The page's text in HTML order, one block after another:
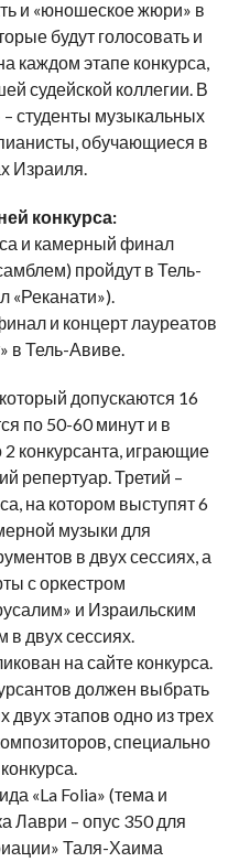
и «юношеское жюри» в
будут голосовать и
каждом этапе конкурса,
судейской коллегии. В
студенты музыкальных
обучающиеся в
Израиля.
конкурса:
и камерный финал
пройдут в Тель-
«Реканати»).
и концерт лауреатов
в Тель-Авиве.
допускаются 16
по 50-60 минут и в
конкурсанта, играющие
репертуар. Третий –
на котором выступят 6
музыки для
в двух сессиях, а
с оркестром
и Израильским
двух сессиях.
на сайте конкурса.
должен выбрать
двух этапов одно из трех
специально
«La Folia» (тема и
Лаври – опус 350 для
Таля-Хаима